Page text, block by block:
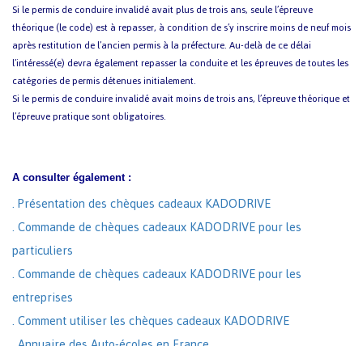
Si le permis de conduire invalidé avait plus de trois ans, seule l’épreuve
théorique (le code) est à repasser, à condition de s’y inscrire moins de neuf mois
après restitution de l’ancien permis à la préfecture. Au-delà de ce délai
l’intéressé(e) devra également repasser la conduite et les épreuves de toutes les
catégories de permis détenues initialement.
Si le permis de conduire invalidé avait moins de trois ans, l’épreuve théorique et
l’épreuve pratique sont obligatoires.
A consulter également :
. Présentation des chèques cadeaux KADODRIVE
. Commande de chèques cadeaux KADODRIVE pour les
particuliers
. Commande de chèques cadeaux KADODRIVE pour les
entreprises
. Comment utiliser les chèques cadeaux KADODRIVE